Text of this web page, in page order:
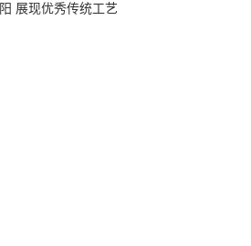
展现优秀传统工艺